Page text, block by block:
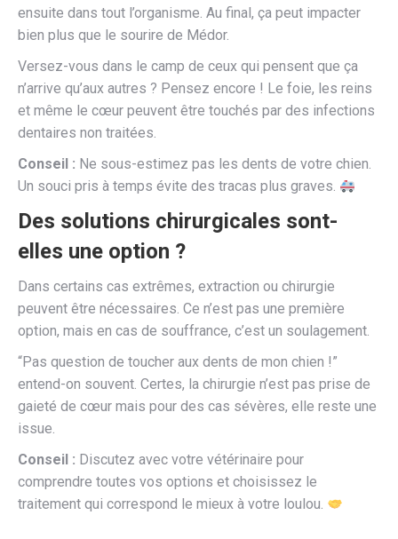
ensuite dans tout l’organisme. Au final, ça peut impacter
bien plus que le sourire de Médor.
Versez-vous dans le camp de ceux qui pensent que ça
n’arrive qu’aux autres ? Pensez encore ! Le foie, les reins
et même le cœur peuvent être touchés par des infections
dentaires non traitées.
Conseil : Ne sous-estimez pas les dents de votre chien.
Un souci pris à temps évite des tracas plus graves.
Des solutions chirurgicales sont-
elles une option ?
Dans certains cas extrêmes, extraction ou chirurgie
peuvent être nécessaires. Ce n’est pas une première
option, mais en cas de souffrance, c’est un soulagement.
“Pas question de toucher aux dents de mon chien !”
entend-on souvent. Certes, la chirurgie n’est pas prise de
gaieté de cœur mais pour des cas sévères, elle reste une
issue.
Conseil : Discutez avec votre vétérinaire pour
comprendre toutes vos options et choisissez le
traitement qui correspond le mieux à votre loulou.